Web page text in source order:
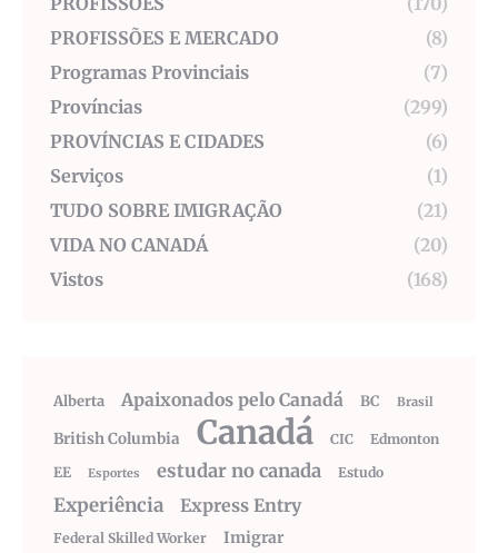
PROFISSÕES E MERCADO
(8)
Programas Provinciais
(7)
Províncias
(299)
PROVÍNCIAS E CIDADES
(6)
Serviços
(1)
TUDO SOBRE IMIGRAÇÃO
(21)
VIDA NO CANADÁ
(20)
Vistos
(168)
Alberta Apaixonados pelo Canadá BC Brasil
British Columbia Canadá CIC
Edmonton
EE
Esportes estudar no canada Estudo
Experiência Express Entry
Federal Skilled Worker Imigrar